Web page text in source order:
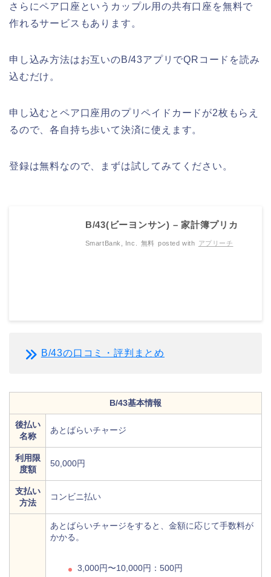
さらにペア口座というカップル用の共有口座を無料で
作れるサービスもあります。
申し込み方法はお互いのB/43アプリでQRコードを読み
込むだけ。
申し込むとペア口座用のプリペイドカードが2枚もらえ
るので、各自持ち歩いて決済に使えます。
登録は無料なので、まずは試してみてください。
B/43(ビーヨンサン) – 家計簿プリカ
SmartBank, Inc. 無料 posted with アプリーチ
B/43の口コミ・評判まとめ
B/43基本情報
後払い
名称
あとばらいチャージ
利用限
度額
50,000円
支払い
方法
コンビニ払い
あとばらいチャージをすると、金額に応じて手数料が
かかる。
3,000円〜10,000円：500円